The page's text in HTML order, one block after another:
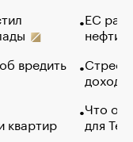
вредить
квартир
ЕС
нефти
Что
для